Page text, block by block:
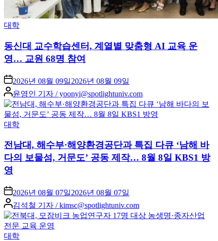
Posted
대학
동신대 교수학습센터, 계열별 맞춤형 AI 교육 운
영… 교원 68명 참여
2026년 08월 09일2026년 08월 09일
Posted
by
윤영인 기자 / yoonyi@spotlightuniv.com
Posted
대학
전남대, 해수부·해양환경공단과 특집 다큐 ‘남해 바
다의 보물섬, 거문도’ 공동 제작… 8월 8일 KBS1 방
영
2026년 08월 07일2026년 08월 07일
Posted
by
김석철 기자 / kimsc@spotlightuniv.com
Posted
대학